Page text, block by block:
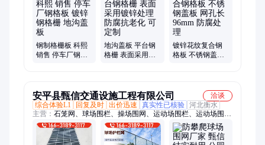
台格栅、复合花纹盖板、304不锈钢格栅、工业平台钢格栅、重
型插接格板、钢格板平台、平台踏步板、插接钢格板平台、镀锌
喷漆低碳钢板、下水道篦子
钢制格栅板 科熙
销售 停车厂钢格
地沟盖板 平台钢
格栅 表面采用镀
镀锌花纹复合钢
格板 不锈钢盖板
安平县甄信交通设施工程有限公司
洽谈
综合体验L1
回复及时 出价迅速 真实性已核验 河北衡水
主营： 石笼网、球场围栏、操场围网、运动场围栏、运动场围
网、体育场勾花网、护坡生态格网、运动场防护网、篮球场勾花
网、羽毛球场隔离网、学校操场防护网、钢格板